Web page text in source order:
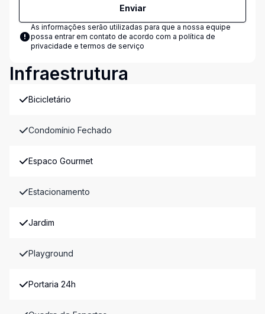
Enviar
As informações serão utilizadas para que a nossa equipe
possa entrar em contato de acordo com a política de
privacidade e termos de serviço
Infraestrutura
Bicicletário
Condomínio Fechado
Espaco Gourmet
Estacionamento
Jardim
Playground
Portaria 24h